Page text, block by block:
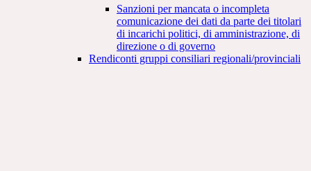
Sanzioni per mancata o incompleta
comunicazione dei dati da parte dei titolari
di incarichi politici, di amministrazione, di
direzione o di governo
Rendiconti gruppi consiliari regionali/provinciali